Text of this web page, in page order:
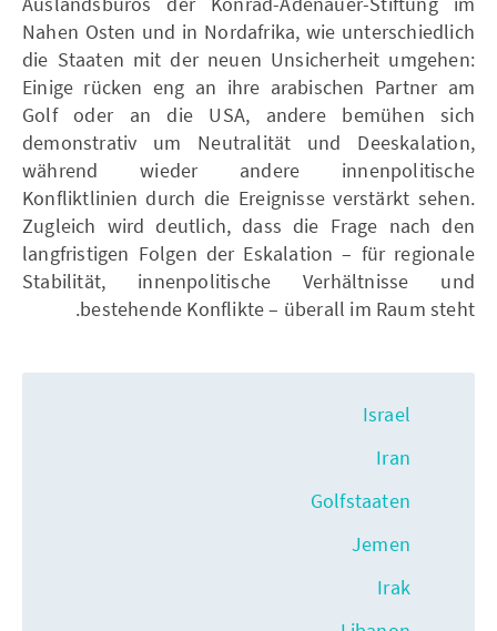
Nahen Osten und in Nordafrika, wie unterschiedlich
die Staaten mit der neuen Unsicherheit umgehen:
Einige rücken eng an ihre arabischen Partner am
Golf oder an die USA, andere bemühen sich
demonstrativ um Neutralität und Deeskalation,
während wieder andere innenpolitische
Konfliktlinien durch die Ereignisse verstärkt sehen.
Zugleich wird deutlich, dass die Frage nach den
langfristigen Folgen der Eskalation – für regionale
Stabilität, innenpolitische Verhältnisse und
bestehende Konflikte – überall im Raum steht.
Israel
Iran
Golfstaaten
Jemen
Irak